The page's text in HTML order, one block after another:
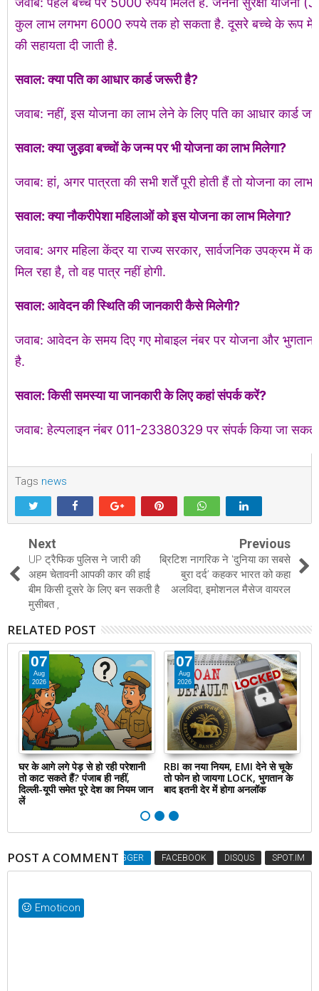
कुल लाभ लगभग 6000 रुपये तक हो सकता है. दूसरे बच्चे के रूप में
की सहायता दी जाती है.
सवाल: क्या पति का आधार कार्ड जरूरी है?
जवाब: नहीं, इस योजना का लाभ लेने के लिए पति का आधार कार्ड
सवाल: क्या जुड़वा बच्चों के जन्म पर भी योजना का लाभ मिलेगा?
जवाब: हां, अगर पात्रता की सभी शर्तें पूरी होती हैं तो योजना का
सवाल: क्या नौकरीपेशा महिलाओं को इस योजना का लाभ मिलेगा?
जवाब: अगर महिला केंद्र या राज्य सरकार, सार्वजनिक उपक्रम में
मिल रहा है, तो वह पात्र नहीं होगी.
सवाल: आवेदन की स्थिति की जानकारी कैसे मिलेगी?
जवाब: आवेदन के समय दिए गए मोबाइल नंबर पर योजना और भुगतान
है.
सवाल: किसी समस्या या जानकारी के लिए कहां संपर्क करें?
जवाब: हेल्पलाइन नंबर 011-23380329 पर संपर्क किया जा
Tags news
Next
UP ट्रैफिक पुलिस ने जारी की
अहम चेतावनी आपकी कार की हाई
बीम किसी दूसरे के लिए बन सकती है
मुसीबत ,
Previous
ब्रिटिश नागरिक ने 'दुनिया का सबसे
बुरा दर्द’ कहकर भारत को कहा
अलविदा, इमोशनल मैसेज वायरल
RELATED POST
07
Aug
2026
घर के आगे लगे पेड़ से हो रही परेशानी
तो काट सकते हैं? पंजाब ही नहीं,
दिल्‍ली-यूपी समेत पूरे देश का नियम जान
लें
07
Aug
2026
RBI का नया नियम, EMI देने से चूके
तो फोन हो जायगा LOCK, भुगतान के
बाद इतनी देर में होगा अनलॉक
POST A COMMENTBLOGGER FACEBOOK DISQUS SPOT.IM
Emoticon